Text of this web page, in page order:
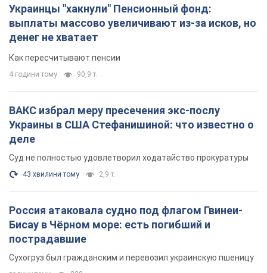
Украины в США Стефанишиной: что известно о
деле
Суд не полностью удовлетворил ходатайство прокуратуры
43 хвилини тому 2,9 т.
Россия атаковала судно под флагом Гвинеи-
Бисау в Чёрном море: есть погибший и
пострадавшие
Сухогруз был гражданским и перевозил украинскую пшеницу
годину тому 828